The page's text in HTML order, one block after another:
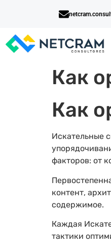
Как
Как
Искательные
факторов: от
контент,
содержимое.
Каждая
тактики